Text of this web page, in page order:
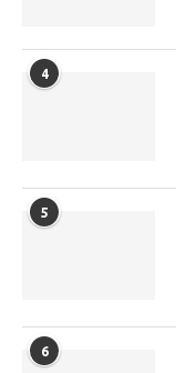
4
5
6